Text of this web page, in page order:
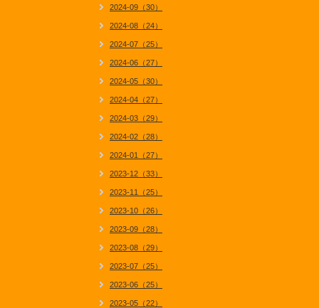
2024-09（30）
2024-08（24）
2024-07（25）
2024-06（27）
2024-05（30）
2024-04（27）
2024-03（29）
2024-02（28）
2024-01（27）
2023-12（33）
2023-11（25）
2023-10（26）
2023-09（28）
2023-08（29）
2023-07（25）
2023-06（25）
2023-05（22）